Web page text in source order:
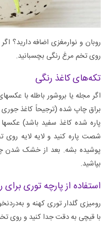
روبان و نوارمغزی اضافه دارید؟
روی تخم‌ مرغ رنگی بچسبانید.
تکه‌های کاغذ رنگی
اگر مجله یا بروشور باطله با
براق چاپ شده (ترجیحاً کاغذ
پاره شده کاغذ سفید باشد)
شصت پاره کنید و لایه لایه
پوشیده بشه. بعد از خشک
بپاشید.
استفاده از پارچه توری
رومیزی گلدار توری کهنه و
با قیچی به دقت جدا کنید و روی